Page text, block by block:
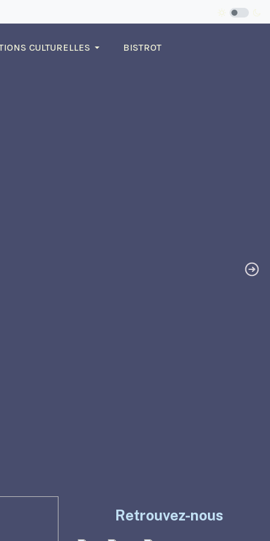
CULTURELLES BISTROT
Retrouvez-nous